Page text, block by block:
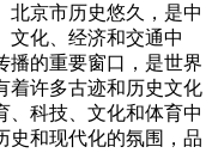
北京市历史悠久，是中
文化、经济和交通中
播的重要窗口，是世界
着许多古迹和历史文化
、科技、文化和体育中
史和现代化的氛围，品